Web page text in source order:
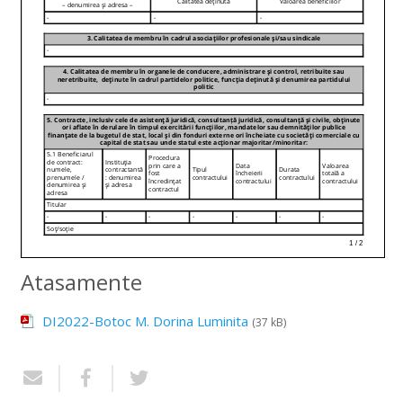
Atasamente
DI2022-Botoc M. Dorina Luminita (37 kB)